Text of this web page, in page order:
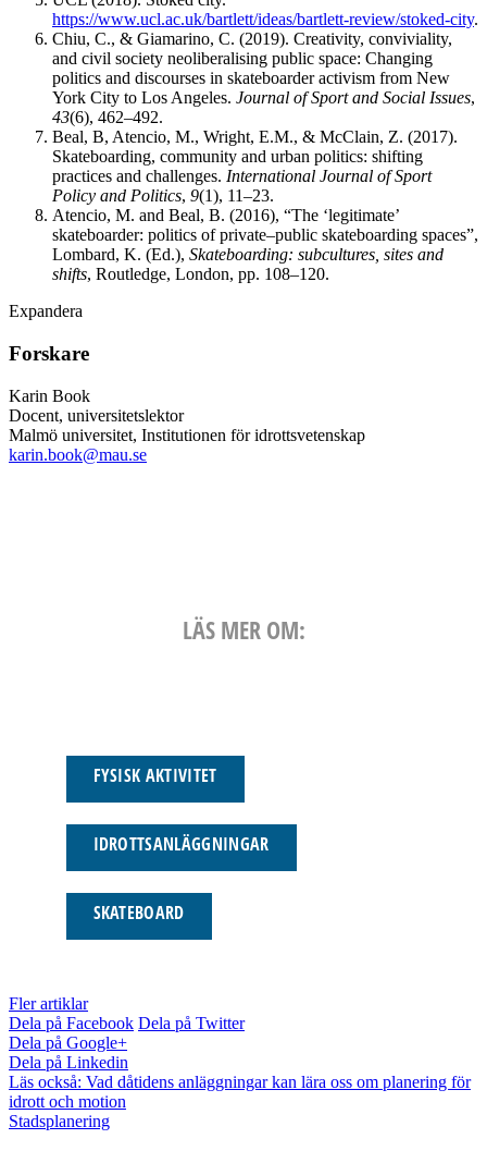
https://www.ucl.ac.uk/bartlett/ideas/bartlett-review/stoked-city.
Chiu, C., & Giamarino, C. (2019). Creativity, conviviality,
and civil society neoliberalising public space: Changing
politics and discourses in skateboarder activism from New
York City to Los Angeles. Journal of Sport and Social Issues,
43(6), 462–492.
Beal, B, Atencio, M., Wright, E.M., & McClain, Z. (2017).
Skateboarding, community and urban politics: shifting
practices and challenges. International Journal of Sport
Policy and Politics, 9(1), 11–23.
Atencio, M. and Beal, B. (2016), “The ‘legitimate’
skateboarder: politics of private–public skateboarding spaces”,
Lombard, K. (Ed.), Skateboarding: subcultures, sites and
shifts, Routledge, London, pp. 108–120.
Expandera
Forskare
Karin Book
Docent, universitetslektor
Malmö universitet, Institutionen för idrottsvetenskap
karin.book@mau.se
LÄS MER OM:
FYSISK AKTIVITET
IDROTTSANLÄGGNINGAR
SKATEBOARD
Fler artiklar
Dela på Facebook Dela på Twitter
Dela på Google+
Dela på Linkedin
Läs också: Vad dåtidens anläggningar kan lära oss om planering för
idrott och motion
Stadsplanering